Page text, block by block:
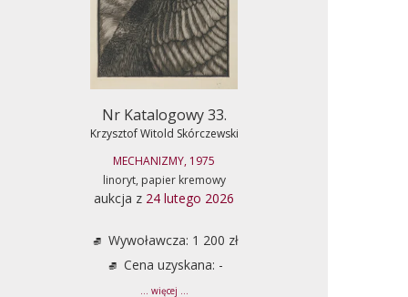
Nr Katalogowy 33.
Krzysztof Witold Skórczewski
MECHANIZMY, 1975
linoryt, papier kremowy
aukcja z 24 lutego 2026
Wywoławcza: 1 200 zł
Cena uzyskana: -
... więcej ...